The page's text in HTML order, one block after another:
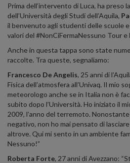
Prima dell’intervento di Luca, ha preso
dell’Università degli Studi dell’Aquila,
il benvenuto agli studenti delle scuole
valori del #NonCiFermaNessuno Tour e
Anche in questa tappa sono state
raccolte. Tra queste, segnaliamo:
Francesco De Angelis, 25 anni di
Fisica dell’atmosfera all’Univaq. Il mio
meteorologo anche se in Italia non è
subito dopo l’Università. Ho iniziato il
2009, l’anno del terremoto.
negativo, non ho mai pensato di
altrove. Qui mi sento in un ambiente
Nessuno!”
Roberta Forte, 27 anni di Avezzano: